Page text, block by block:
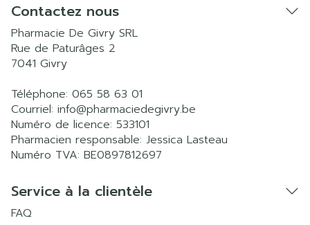
Contactez nous
Pharmacie De Givry SRL
Rue de Paturâges 2
7041 Givry
Téléphone: 065 58 63 01
Courriel: info@pharmaciedegivry.be
Numéro de licence: 533101
Pharmacien responsable: Jessica Lasteau
Numéro TVA: BE0897812697
Service à la clientèle
FAQ